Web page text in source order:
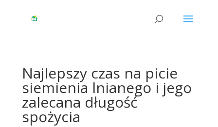
Najlepszy czas na picie
siemienia lnianego i jego
zalecana długość
spożycia